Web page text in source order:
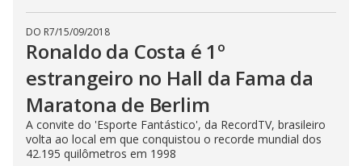
DO R7/15/09/2018
Ronaldo da Costa é 1º
estrangeiro no Hall da Fama da
Maratona de Berlim
A convite do 'Esporte Fantástico', da RecordTV, brasileiro
volta ao local em que conquistou o recorde mundial dos
42.195 quilômetros em 1998